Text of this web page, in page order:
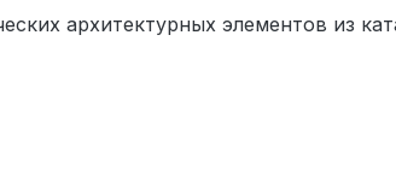
архитектурных элементов из